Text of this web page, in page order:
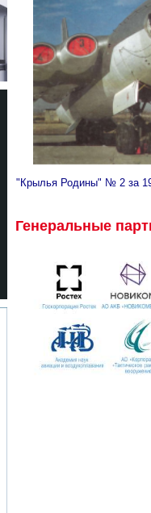
"Крылья Родины" № 2 за
Генеральные